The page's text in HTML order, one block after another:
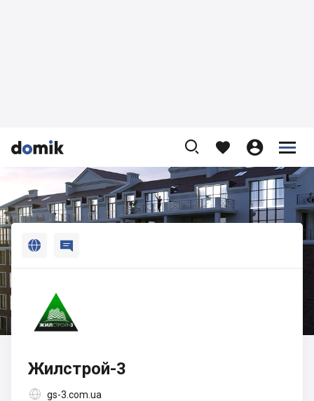


    




 
Жилстрой-3
 gs-3.com.ua